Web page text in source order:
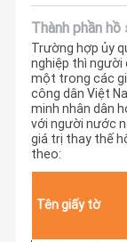
Thành phần hồ
Trường hợp ủy
nghiệp thì người
một trong các
công dân Việt
minh nhân dân
với người nước
giá trị thay thế
theo:
Tên giấy tờ